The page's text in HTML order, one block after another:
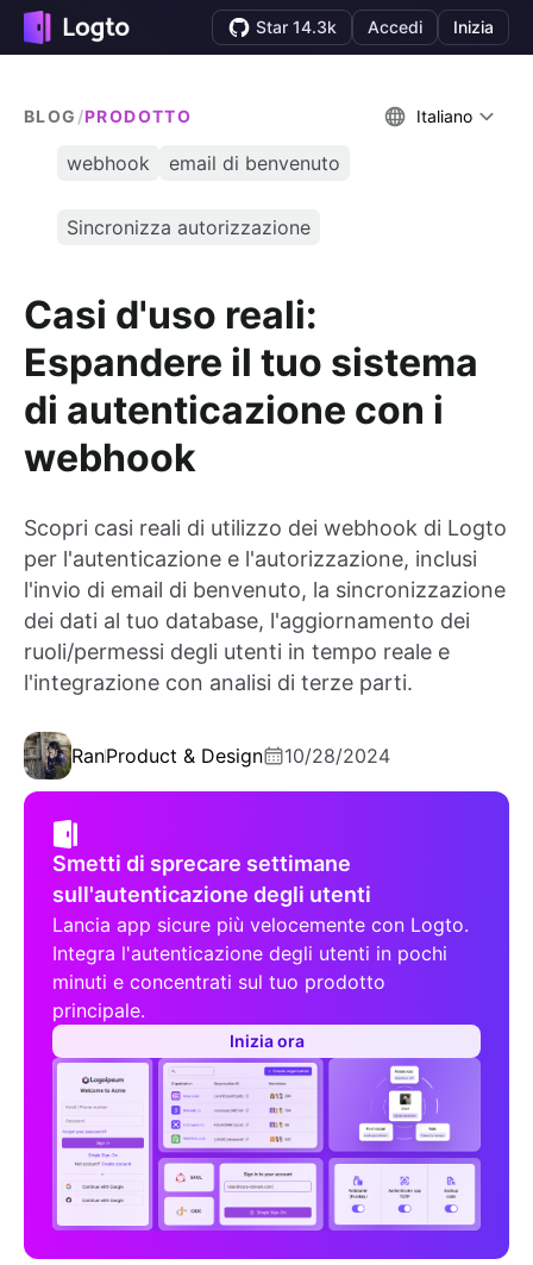
Star 14.3k Accedi Inizia
BLOG /PRODOTTO Italiano
webhook email di benvenuto
Sincronizza autorizzazione
Casi d'uso reali:
Espandere il tuo sistema
di autenticazione con i
webhook
Scopri casi reali di utilizzo dei webhook di Logto
per l'autenticazione e l'autorizzazione, inclusi
l'invio di email di benvenuto, la sincronizzazione
dei dati al tuo database, l'aggiornamento dei
ruoli/permessi degli utenti in tempo reale e
l'integrazione con analisi di terze parti.
RanProduct & Design 10/28/2024
Smetti di sprecare settimane
sull'autenticazione degli utenti
Lancia app sicure più velocemente con Logto.
Integra l'autenticazione degli utenti in pochi
minuti e concentrati sul tuo prodotto
principale.
Inizia ora